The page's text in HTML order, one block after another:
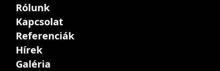
Rólunk
Kapcsolat
Referenciák
Hírek
Galéria